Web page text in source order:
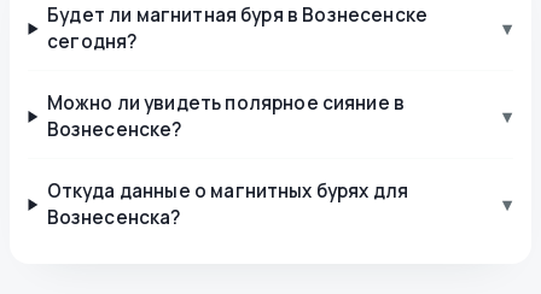
Будет ли магнитная буря в Вознесенске
сегодня?
▾
Можно ли увидеть полярное сияние в
Вознесенске?
▾
Откуда данные о магнитных бурях для
Вознесенска?
▾